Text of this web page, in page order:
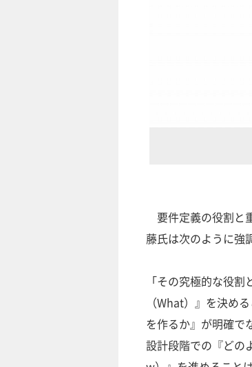
要件定義の役割と
藤氏は次のように強
「その究極的な役
（What）』を決め
を作るか』が明確で
設計段階での『どの